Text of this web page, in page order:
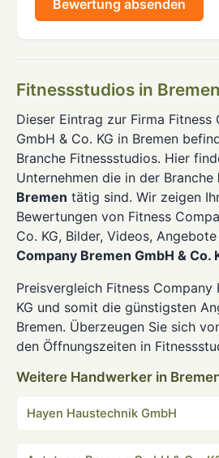
Bewertung absenden
Fitnessstudios in Bremen
Dieser Eintrag zur Firma Fitness
GmbH & Co. KG in Bremen
Branche Fitnessstudios. Hier
Unternehmen die in der Branche
Bremen tätig sind. Wir zeigen
Bewertungen von Fitness
Co. KG, Bilder, Videos,
Company Bremen GmbH & Co.
Preisvergleich Fitness Company
KG und somit die günstigsten
Bremen. Überzeugen Sie sich
den Öffnungszeiten in
Weitere Handwerker in
Hayen Haustechnik GmbH